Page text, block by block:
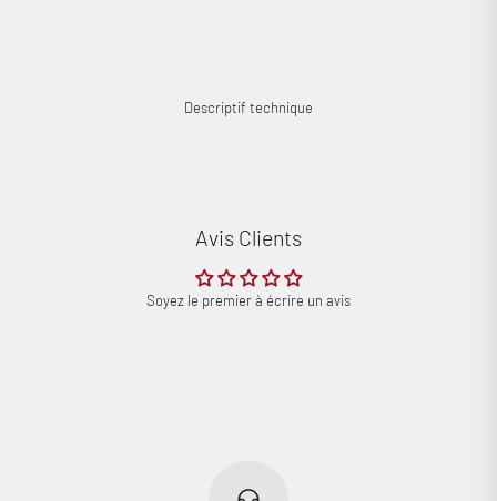
Descriptif technique
Avis Clients
Soyez le premier à écrire un avis